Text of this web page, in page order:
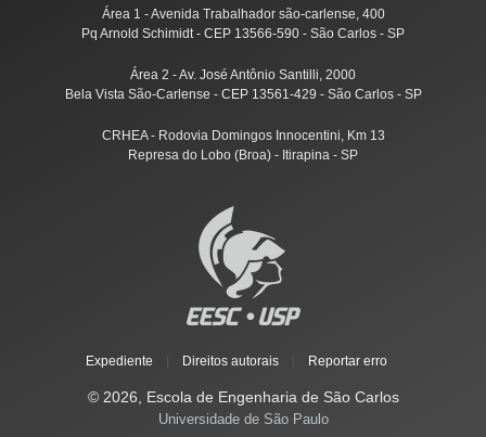
Área 1 - Avenida Trabalhador são-carlense, 400
Pq Arnold Schimidt - CEP 13566-590 - São Carlos - SP
Área 2 - Av. José Antônio Santilli, 2000
Bela Vista São-Carlense - CEP 13561-429 - São Carlos - SP
CRHEA - Rodovia Domingos Innocentini, Km 13
Represa do Lobo (Broa) - Itirapina - SP
Expediente Direitos autorais Reportar erro
© 2026, Escola de Engenharia de São Carlos
Universidade de São Paulo